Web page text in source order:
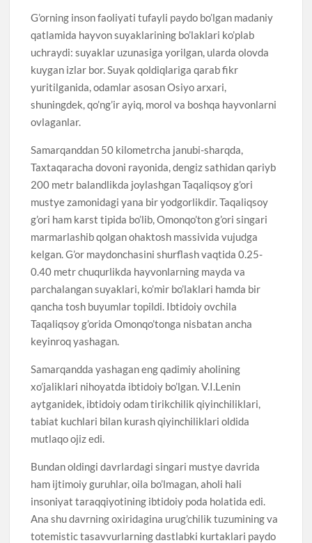
G’orning inson faoliyati tufayli paydo bo’lgan madaniy
qatlamida hayvon suyaklarining bo’laklari ko’plab
uchraydi: suyaklar uzunasiga yorilgan, ularda olovda
kuygan izlar bor. Suyak qoldiqlariga qarab fikr
yuritilganida, odamlar asosan Osiyo arxari,
shuningdek, qo’ng’ir ayiq, morol va boshqa hayvonlarni
ovlaganlar.
Samarqanddan 50 kilometrcha janubi-sharqda,
Taxtaqaracha dovoni rayonida, dengiz sathidan qariyb
200 metr balandlikda joylashgan Taqaliqsoy g’ori
mustye zamonidagi yana bir yodgorlikdir. Taqaliqsoy
g’ori ham karst tipida bo’lib, Omonqo’ton g’ori singari
marmarlashib qolgan ohaktosh massivida vujudga
kelgan. G’or maydonchasini shurflash vaqtida 0.25-
0.40 metr chuqurlikda hayvonlarning mayda va
parchalangan suyaklari, ko’mir bo’laklari hamda bir
qancha tosh buyumlar topildi. Ibtidoiy ovchila
Taqaliqsoy g’orida Omonqo’tonga nisbatan ancha
keyinroq yashagan.
Samarqandda yashagan eng qadimiy aholining
xo’jaliklari nihoyatda ibtidoiy bo’lgan. V.I.Lenin
aytganidek, ibtidoiy odam tirikchilik qiyinchiliklari,
tabiat kuchlari bilan kurash qiyinchiliklari oldida
mutlaqo ojiz edi.
Bundan oldingi davrlardagi singari mustye davrida
ham ijtimoiy guruhlar, oila bo’lmagan, aholi hali
insoniyat taraqqiyotining ibtidoiy poda holatida edi.
Ana shu davrning oxiridagina urug’chilik tuzumining va
totemistic tasavvurlarning dastlabki kurtaklari paydo